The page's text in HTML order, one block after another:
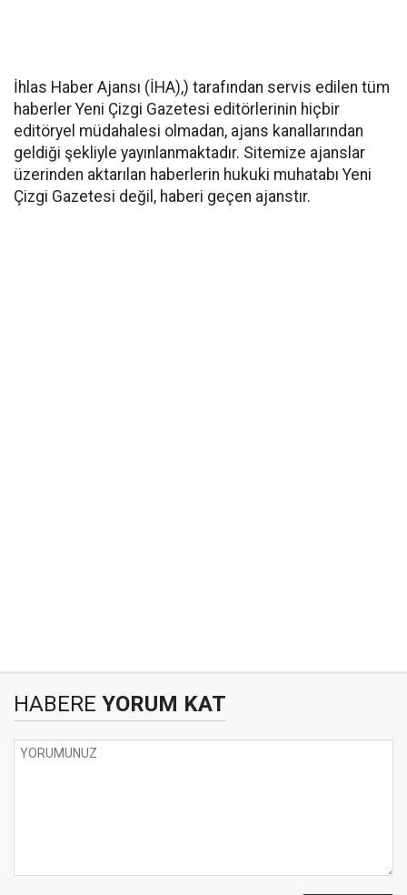
İhlas Haber Ajansı (İHA),) tarafından servis edilen tüm
haberler Yeni Çizgi Gazetesi editörlerinin hiçbir
editöryel müdahalesi olmadan, ajans kanallarından
geldiği şekliyle yayınlanmaktadır. Sitemize ajanslar
üzerinden aktarılan haberlerin hukuki muhatabı Yeni
Çizgi Gazetesi değil, haberi geçen ajanstır.
HABERE YORUM KAT